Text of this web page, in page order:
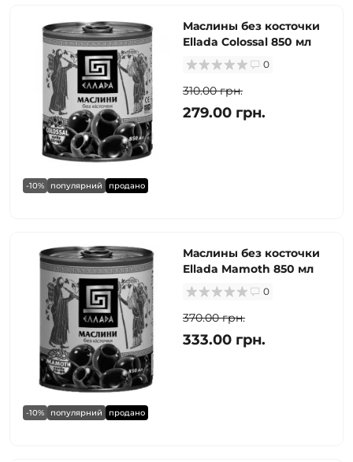
-10% популярний продано
Маслины без косточки
Ellada Colossal 850 мл
0
310.00 грн.
279.00 грн.
-10% популярний продано
Маслины без косточки
Ellada Mamoth 850 мл
0
370.00 грн.
333.00 грн.